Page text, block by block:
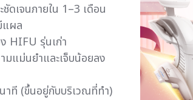
ดเจนภายใน 1–3 เดือน
แผล
HIFU รุ่นเก่า
ม่นยำและเจ็บน้อยลง
าที (ขึ้นอยู่กับบริเวณที่ทำ)